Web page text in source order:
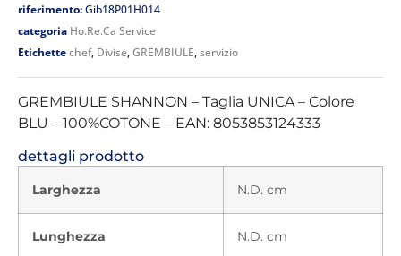
riferimento:Gib18P01H014
categoria Ho.Re.Ca Service
Etichettechef, Divise,GREMBIULE,servizio
GREMBIULE SHANNON – Taglia UNICA – Colore
BLU – 100%COTONE – EAN: 8053853124333
dettagli prodotto
Larghezza N.D. cm
Lunghezza N.D. cm